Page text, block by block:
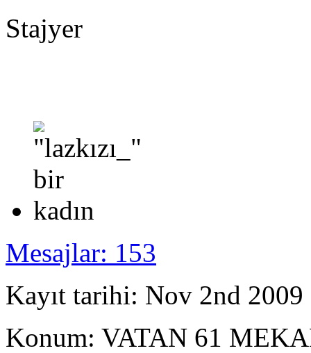
Stajyer
Mesajlar: 153
Kayıt tarihi: Nov 2nd 2009
Konum: VATAN 61